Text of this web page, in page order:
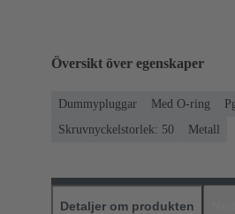
Översikt över egenskaper
Dummypluggar Med O-ring
Skruvnyckelstorlek: 50
Metall
Detaljer om produkten